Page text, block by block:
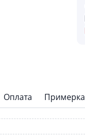
Оплата Примерка